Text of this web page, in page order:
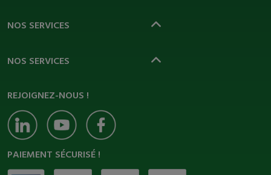
NOS SERVICES
NOS SERVICES
REJOIGNEZ-NOUS !
PAIEMENT SÉCURISÉ !